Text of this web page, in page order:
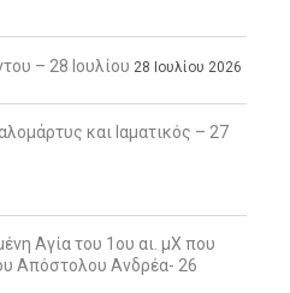
– 28 Ιουλίου 28 Ιουλίου 2026
και Ιαματικός – 27
Αγία του 1ου αι. μΧ που
Απόστολου Ανδρέα- 26